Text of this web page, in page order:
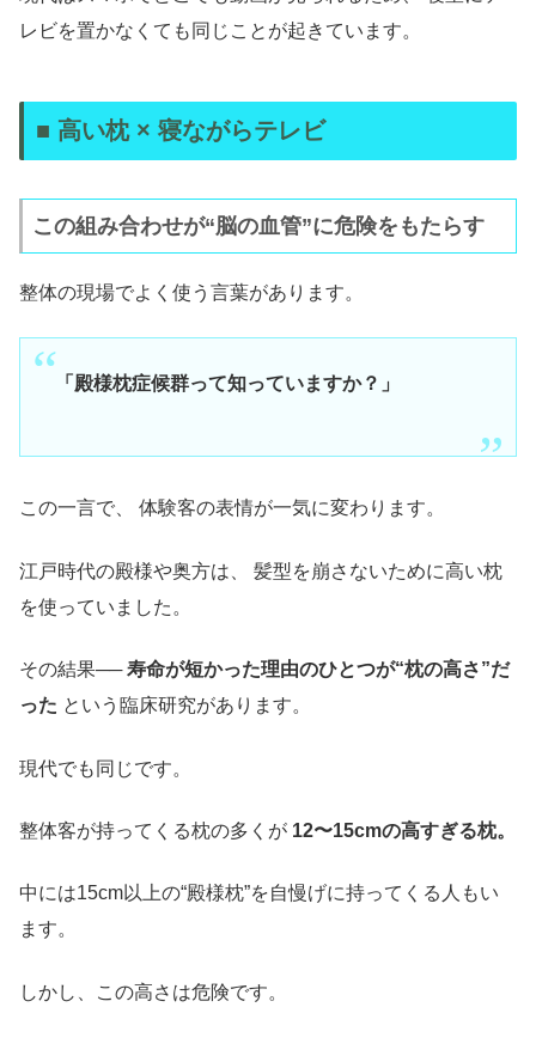
レビを置かなくても同じことが起きています。
■ 高い枕 × 寝ながらテレビ
この組み合わせが“脳の血管”に危険をもたらす
整体の現場でよく使う言葉があります。
「殿様枕症候群って知っていますか？」
この一言で、 体験客の表情が一気に変わります。
江戸時代の殿様や奥方は、 髪型を崩さないために高い枕
を使っていました。
その結果──寿命が短かった理由のひとつが“枕の高さ”だ
った という臨床研究があります。
現代でも同じです。
整体客が持ってくる枕の多くが 12〜15cmの高すぎる枕。
中には15cm以上の“殿様枕”を自慢げに持ってくる人もい
ます。
しかし、この高さは危険です。